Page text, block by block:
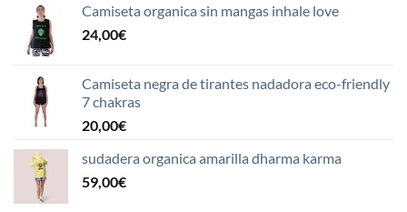
desde
Camiseta organica sin mangas inhale love
24,00€
Camiseta negra de tirantes nadadora eco-friendly
7 chakras
20,00€
sudadera organica amarilla dharma karma
59,00€